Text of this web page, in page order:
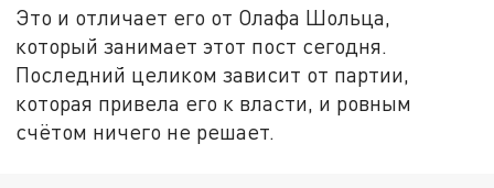
Это и отличает его от Олафа Шольца,
который занимает этот пост сегодня.
Последний целиком зависит от партии,
которая привела его к власти, и ровным
счётом ничего не решает.